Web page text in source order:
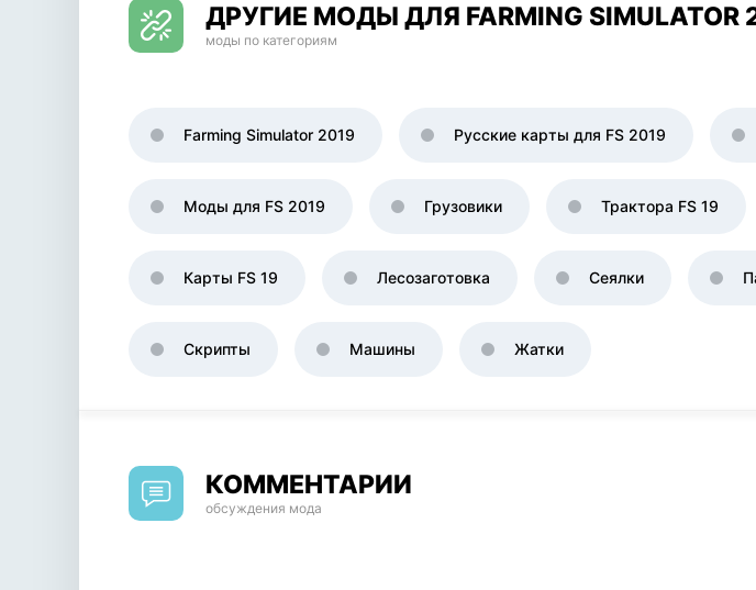
ДРУГИЕ МОДЫ ДЛЯ FARMING SIMULATOR
моды по категориям
Farming Simulator 2019 Русские карты для FS 2019
Моды для FS 2019 Грузовики Трактора FS 19
Карты FS 19 Лесозаготовка Сеялки
Скрипты Машины Жатки
КОММЕНТАРИИ
обсуждения мода